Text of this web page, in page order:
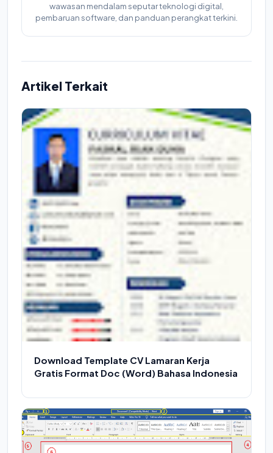
wawasan mendalam seputar teknologi digital,
pembaruan software, dan panduan perangkat terkini.
Artikel Terkait
Download Template CV Lamaran Kerja
Gratis Format Doc (Word) Bahasa Indonesia